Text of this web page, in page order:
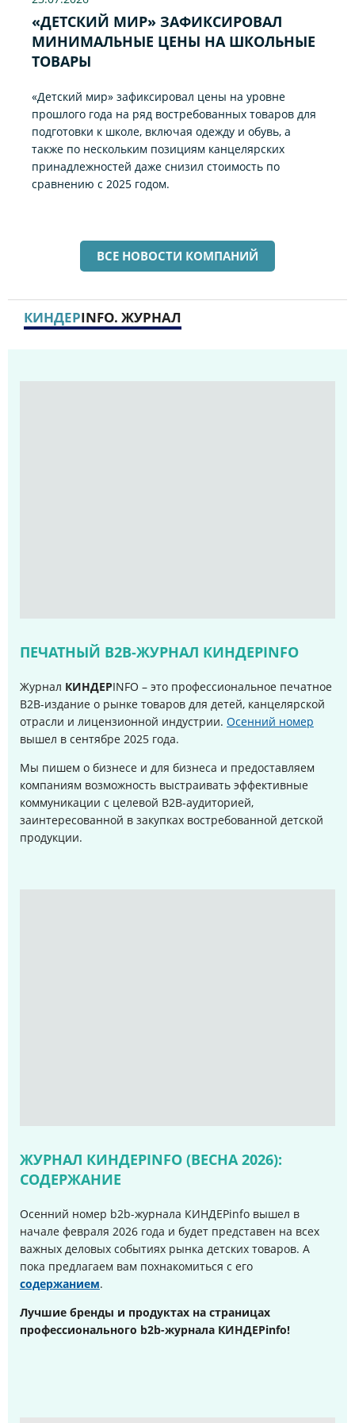
«ДЕТСКИЙ МИР» ЗАФИКСИРОВАЛ
МИНИМАЛЬНЫЕ ЦЕНЫ НА ШКОЛЬНЫЕ
ТОВАРЫ
«Детский мир» зафиксировал цены на уровне
прошлого года на ряд востребованных товаров для
подготовки к школе, включая одежду и обувь, а
также по нескольким позициям канцелярских
принадлежностей даже снизил стоимость по
сравнению с 2025 годом.
ВСЕ НОВОСТИ КОМПАНИЙ
КИНДЕРINFO. ЖУРНАЛ
ПЕЧАТНЫЙ B2B-ЖУРНАЛ КИНДЕРINFO
Журнал КИНДЕРINFO – это профессиональное печатное
B2B-издание о рынке товаров для детей, канцелярской
отрасли и лицензионной индустрии. Осенний номер
вышел в сентябре 2025 года.
Мы пишем о бизнесе и для бизнеса и предоставляем
компаниям возможность выстраивать эффективные
коммуникации с целевой B2B-аудиторией,
заинтересованной в закупках востребованной детской
продукции.
ЖУРНАЛ КИНДЕРINFO (ВЕСНА 2026):
СОДЕРЖАНИЕ
Осенний номер b2b-журнала КИНДЕРinfo вышел в
начале февраля 2026 года и будет представен на всех
важных деловых событиях рынка детских товаров. А
пока предлагаем вам похнакомиться с его
содержанием.
Лучшие бренды и продуктах на страницах
профессионального b2b-журнала КИНДЕРinfo!